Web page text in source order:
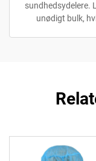
sundhedsydelere.
unødigt bulk,